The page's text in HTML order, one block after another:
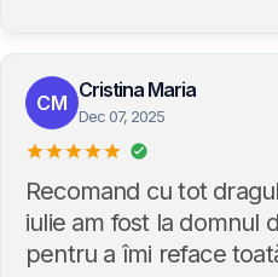
CM
Cristina Maria
Dec 07, 2025
Recomand cu tot
iulie am fost la domnul
pentru a îmi reface